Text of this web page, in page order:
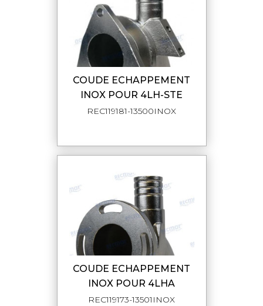
COUDE ECHAPPEMENT
INOX POUR 4LH-STE
REC119181-13500INOX
COUDE ECHAPPEMENT
INOX POUR 4LHA
REC119173-13501INOX